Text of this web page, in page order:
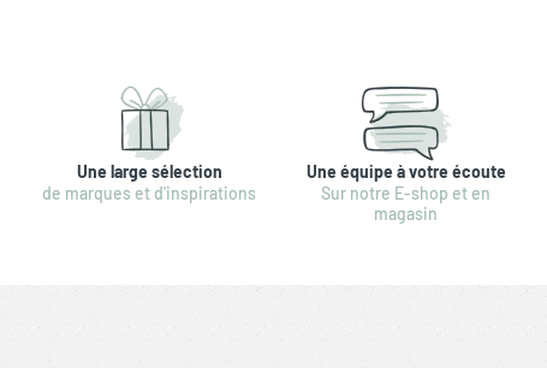
Une large sélection
de marques et d'inspirations
Une équipe à votre écoute
Sur notre E-shop et en
magasin